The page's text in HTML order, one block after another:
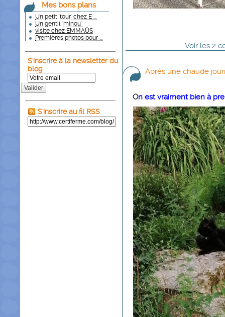
Mes bons plans
Un petit 'tour' chez E ...
Un gentil "minou"
visite chez EMMAÜS
Premières photos pour ...
S'inscrire à la newsletter du
blog
Valider
S'inscrire au fil RSS
Voir les 2
Après une chaude
On est vraiment bien à